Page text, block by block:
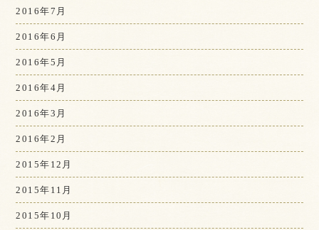
2016年7月
2016年6月
2016年5月
2016年4月
2016年3月
2016年2月
2015年12月
2015年11月
2015年10月